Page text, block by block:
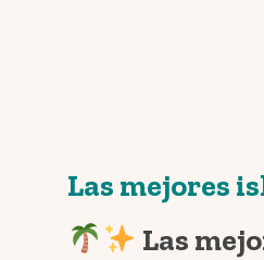
Las mejores
Las